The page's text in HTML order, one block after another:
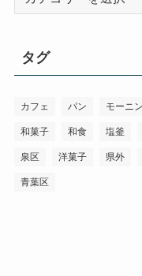
ー
タグ
カフェ パン モーニ
和菓子 和食 塩釜
泉区 洋菓子 県外
青葉区